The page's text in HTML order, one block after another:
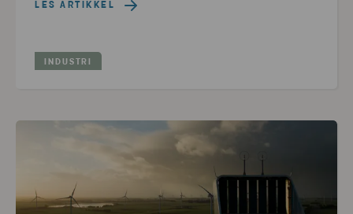
LES ARTIKKEL
INDUSTRI